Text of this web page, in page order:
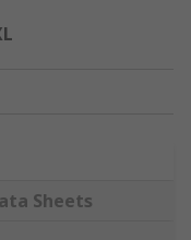
Sheets